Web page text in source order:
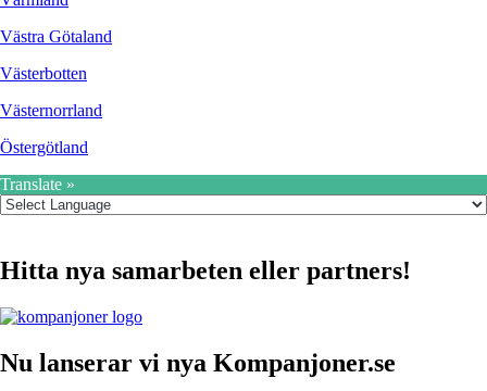
Västra Götaland
Västerbotten
Västernorrland
Östergötland
Translate »
Hitta nya samarbeten eller partners!
Nu lanserar vi nya Kompanjoner.se